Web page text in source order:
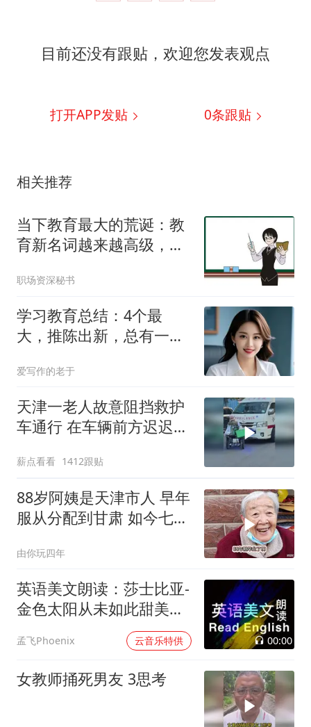
目前还没有跟贴，欢迎您发表观点
打开APP发贴 0条跟贴
相关推荐
当下教育最大的荒诞：教
育新名词越来越高级，其
职场资深秘书
学习教育总结：4个最
大，推陈出新，总有一个
爱写作的老于
天津一老人故意阻挡救护
车通行 在车辆前方迟迟不
薪点看看 1412跟贴
88岁阿姨是天津市人 早年
服从分配到甘肃 如今七十
由你玩四年
英语美文朗读：莎士比亚-
金色太阳从未如此甜美吻
孟飞Phoenix 云音乐特供 00:00
女教师捅死男友 3思考